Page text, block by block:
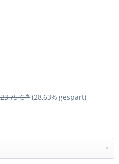
23,75 € * (28,63% gespart)